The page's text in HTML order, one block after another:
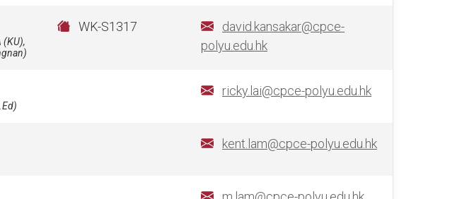
(KU),
WK-S1317
david.kansakar@cpce-
polyu.edu.hk
ricky.lai@cpce-polyu.edu.hk
kent.lam@cpce-polyu.edu.hk